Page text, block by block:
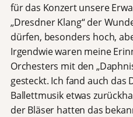
für das Konzert unsere
„Dresdner Klang“ der
dürfen, besonders hoch,
Irgendwie waren meine
Orchesters mit den
gesteckt. Ich fand auch das
Ballettmusik etwas
der Bläser hatten das